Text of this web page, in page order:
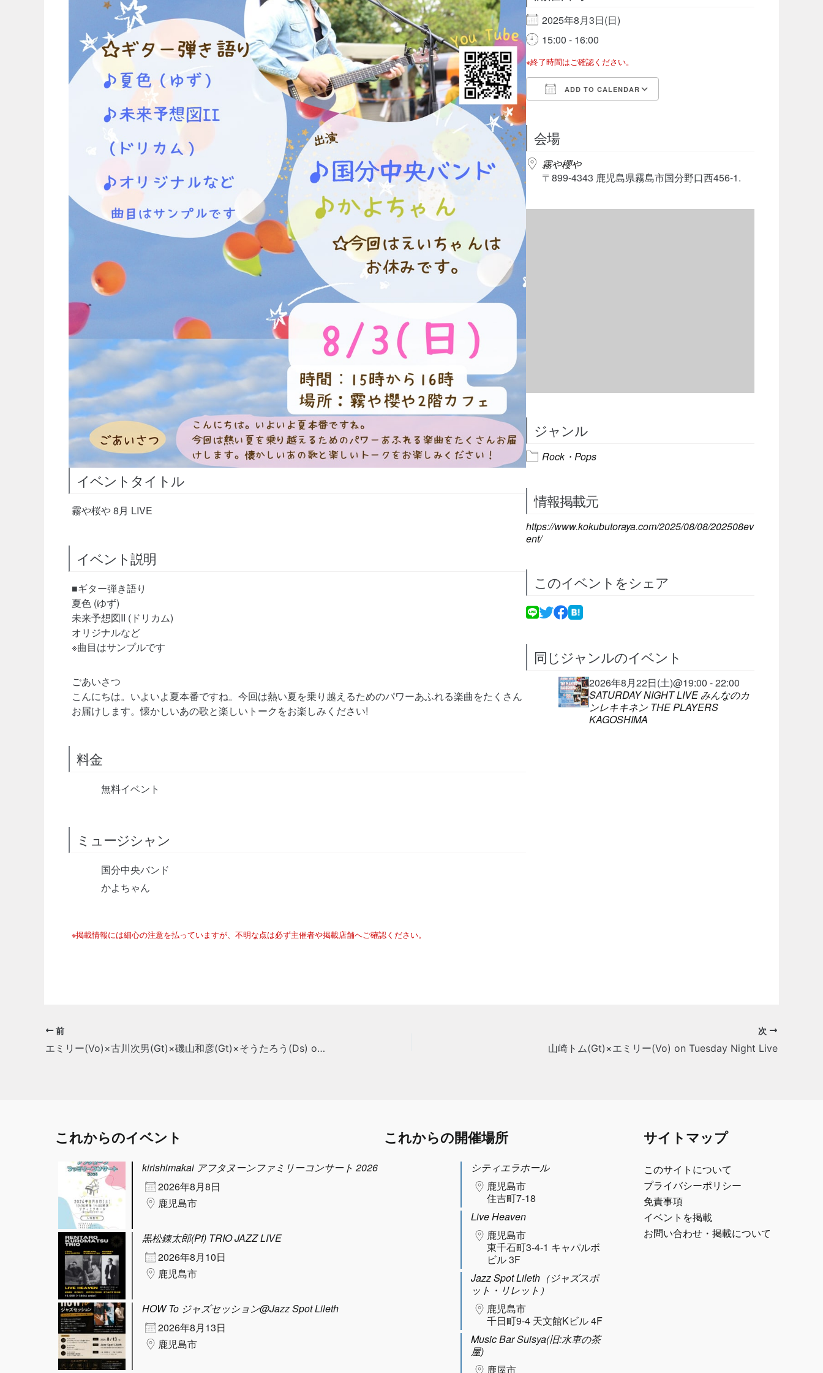
イベントタイトル
霧や桜や 8月 LIVE
イベント説明
■ギター弾き語り
夏色 (ゆず)
未来予想図II (ドリカム)
オリジナルなど
※曲目はサンプルです
ごあいさつ
こんにちは。いよいよ夏本番ですね。今回は熱い夏を乗り越えるためのパワーあふれる楽曲をたくさん
お届けします。懐かしいあの歌と楽しいトークをお楽しみください!
料金
無料イベント
ミュージシャン
国分中央バンド
かよちゃん
※掲載情報には細心の注意を払っていますが、不明な点は必ず主催者や掲載店舗へご確認ください。
2025年8月3日(日)
15:00 - 16:00
※終了時間はご確認ください。
ADD TO CALENDAR
会場
霧や櫻や
〒899-4343 鹿児島県霧島市国分野口西456-1.
ジャンル
Rock・Pops
情報掲載元
https://www.kokubutoraya.com/2025/08/08/202508ev
ent/
このイベントをシェア
同じジャンルのイベント
2026年8月22日(土)@19:00 - 22:00
SATURDAY NIGHT LIVE みんなのカ
ンレキキネン THE PLAYERS
KAGOSHIMA
前
エミリー(Vo)×古川次男(Gt)×磯山和彦(Gt)×そうたろう(Ds) on SATURDAY NIGHT LIVE
次
山崎トム(Gt)×エミリー(Vo) on Tuesday Night Live
これからのイベント
kirishimakai アフタヌーンファミリーコンサート 2026
2026年8月8日
鹿児島市
黒松錬太郎(Pf) TRIO JAZZ LIVE
2026年8月10日
鹿児島市
HOW To ジャズセッション@Jazz Spot Lileth
2026年8月13日
鹿児島市
これからの開催場所
シティエラホール
鹿児島市
住吉町7-18
Live Heaven
鹿児島市
東千石町3-4-1 キャパルボ
ビル 3F
Jazz Spot Lileth（ジャズスポ
ット・リレット）
鹿児島市
千日町9-4 天文館Kビル 4F
Music Bar Suisya(旧:水車の茶
屋)
鹿屋市
サイトマップ
このサイトについて
プライバシーポリシー
免責事項
イベントを掲載
お問い合わせ・掲載について